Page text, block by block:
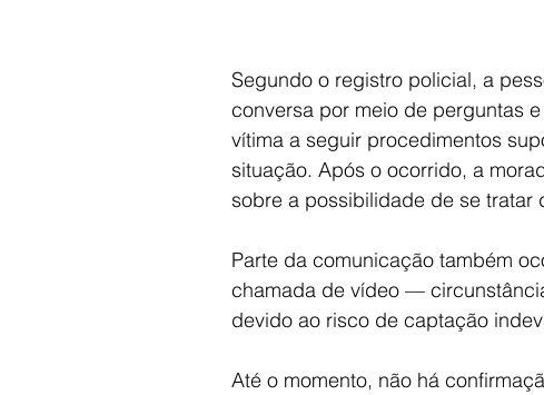
Segundo o registro policial, a
conversa por meio de perguntas
vítima a seguir procedimentos
situação. Após o ocorrido, a
sobre a possibilidade de se tratar
Parte da comunicação também
chamada de vídeo —
devido ao risco de captação
Até o momento, não há